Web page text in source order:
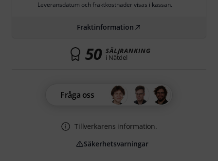
Leveransdatum och fraktkostnader visas i kassan.
Fraktinformation
50 SÄLJRANKING
i Nätdel
Fråga oss
Tillverkarens information.
Säkerhetsvarningar